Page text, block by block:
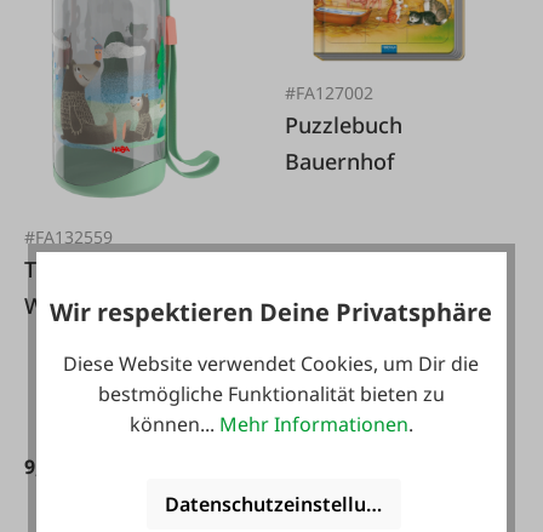
#FA132559
Trinkflasche Kinder
Wald
9,50 €*
#FA127002
Puzzlebuch
Bauernhof
7,95 €*
Wir respektieren Deine Privatsphäre
Diese Website verwendet Cookies, um Dir die
bestmögliche Funktionalität bieten zu
können... Mehr Informationen.
Datenschutzeinstellungen